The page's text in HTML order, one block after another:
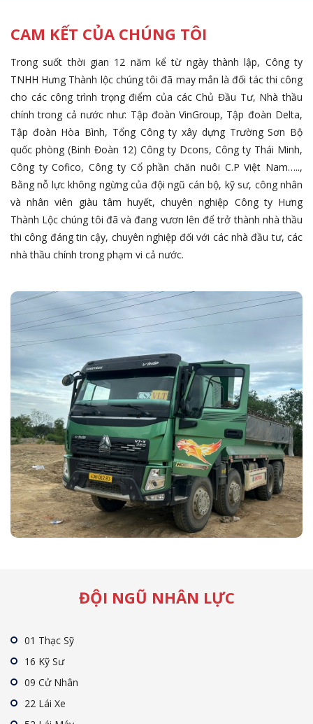
CAM KẾT CỦA CHÚNG TÔI
Trong suốt thời gian 12 năm kể từ ngày thành lập, Công ty
TNHH Hưng Thành lộc chúng tôi đã may mắn là đối tác thi công
cho các công trình trọng điểm của các Chủ Đầu Tư, Nhà thầu
chính trong cả nước như: Tập đoàn VinGroup, Tập đoàn Delta,
Tập đoàn Hòa Bình, Tổng Công ty xây dựng Trường Sơn Bộ
quốc phòng (Binh Đoàn 12) Công ty Dcons, Công ty Thái Minh,
Công ty Cofico, Công ty Cổ phần chăn nuôi C.P Việt Nam…..,
Bằng nỗ lực không ngừng của đội ngũ cán bộ, kỹ sư, công nhân
và nhân viên giàu tâm huyết, chuyên nghiệp Công ty Hưng
Thành Lộc chúng tôi đã và đang vươn lên để trở thành nhà thầu
thi công đáng tin cậy, chuyên nghiệp đối với các nhà đầu tư, các
nhà thầu chính trong phạm vi cả nước.
ĐỘI NGŨ NHÂN LỰC
01 Thạc Sỹ
16 Kỹ Sư
09 Cử Nhân
22 Lái Xe